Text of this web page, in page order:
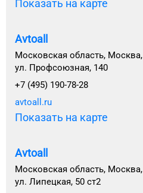
Показать на карте
Avtoall
Московская область, Москва,
ул. Профсоюзная, 140
+7 (495) 190-78-28
avtoall.ru
Показать на карте
Avtoall
Московская область, Москва,
ул. Липецкая, 50 ст2